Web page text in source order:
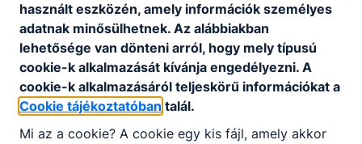
Partnereink
használt eszközén, amely információk személyes
adatnak minősülhetnek. Az alábbiakban
lehetősége van dönteni arról, hogy mely típusú
cookie-k alkalmazását kívánja engedélyezni. A
cookie-k alkalmazásáról teljeskörű információkat a
Cookie tájékoztatóban talál.
Mi az a cookie? A cookie egy kis fájl, amely akkor